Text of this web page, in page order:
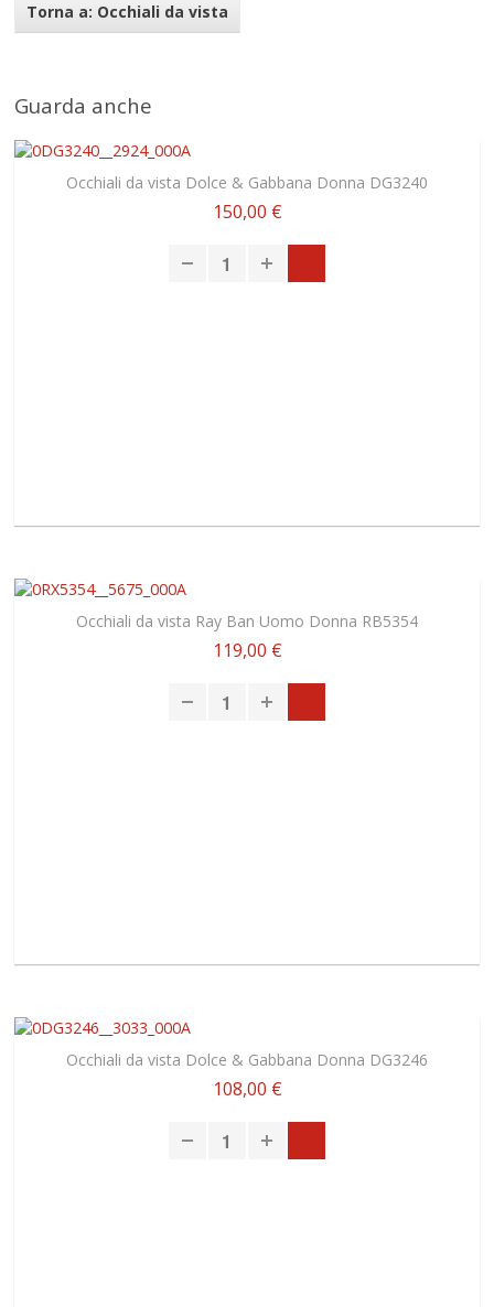
Torna a: Occhiali da vista
Guarda anche
Occhiali da vista Dolce & Gabbana Donna DG3240
150,00 €
Occhiali da vista Ray Ban Uomo Donna RB5354
119,00 €
Occhiali da vista Dolce & Gabbana Donna DG3246
108,00 €